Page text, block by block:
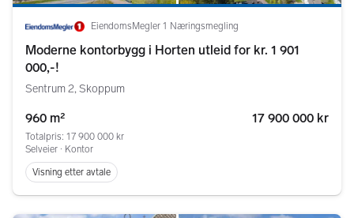
EiendomsMegler 1 Næringsmegling
Moderne kontorbygg i Horten utleid for kr. 1 901
000,-!
Sentrum 2, Skoppum
960 m² 17 900 000 kr
Totalpris: 17 900 000 kr
Selveier ∙ Kontor
Visning etter avtale